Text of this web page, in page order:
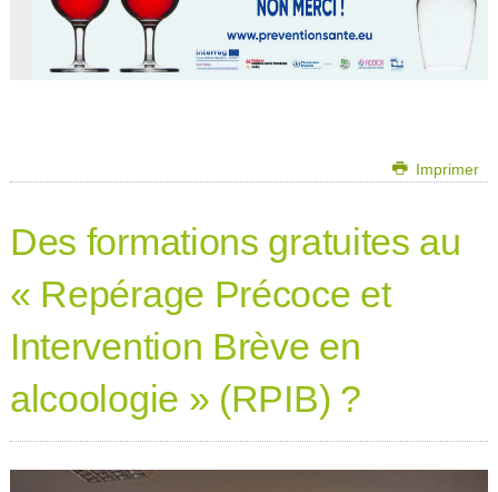
Imprimer
Des formations gratuites au
« Repérage Précoce et
Intervention Brève en
alcoologie » (RPIB) ?